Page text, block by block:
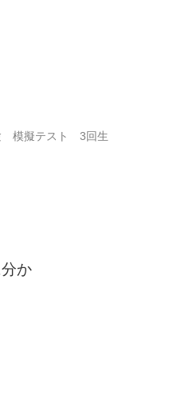
模擬テスト 3回生
か